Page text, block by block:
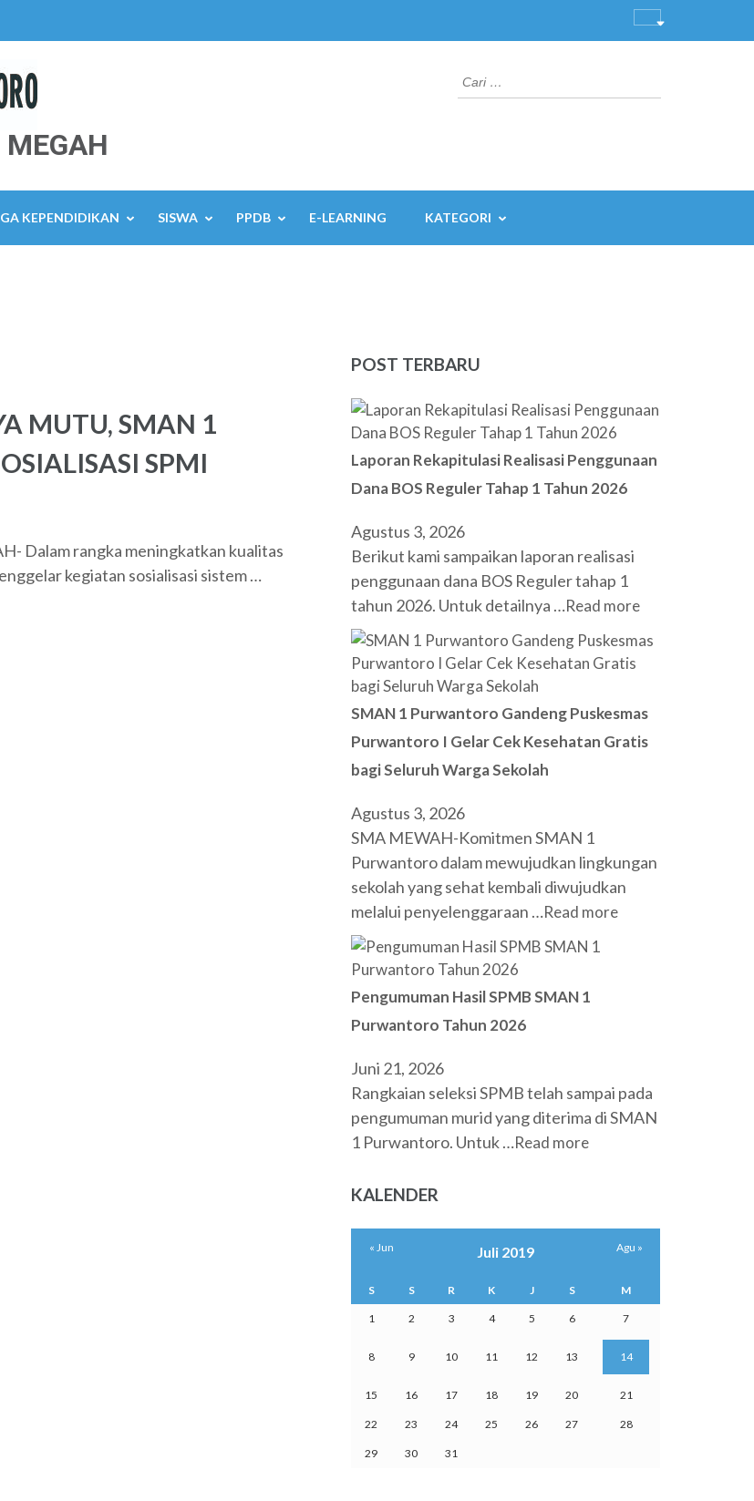
Cari
untuk:
KEPENDIDIKAN SISWA PPDB E-LEARNING KATEGORI
MUTU, SMAN 1
SPMI
Dalam rangka meningkatkan kualitas
kegiatan sosialisasi sistem …
POST TERBARU
Laporan Rekapitulasi Realisasi Penggunaan
Dana BOS Reguler Tahap 1 Tahun 2026
Agustus 3, 2026
Berikut kami sampaikan laporan realisasi
penggunaan dana BOS Reguler tahap 1
tahun 2026. Untuk detailnya …Read more
SMAN 1 Purwantoro Gandeng Puskesmas
Purwantoro I Gelar Cek Kesehatan Gratis
bagi Seluruh Warga Sekolah
Agustus 3, 2026
SMA MEWAH-Komitmen SMAN 1
Purwantoro dalam mewujudkan lingkungan
sekolah yang sehat kembali diwujudkan
melalui penyelenggaraan …Read more
Pengumuman Hasil SPMB SMAN 1
Purwantoro Tahun 2026
Juni 21, 2026
Rangkaian seleksi SPMB telah sampai pada
pengumuman murid yang diterima di SMAN
1 Purwantoro. Untuk …Read more
KALENDER
Juli 2019
S S R K J S M
1 2 3 4 5 6 7
8 9 10 11 12 13 14
15 16 17 18 19 20 21
22 23 24 25 26 27 28
29 30 31
« Jun Agu »